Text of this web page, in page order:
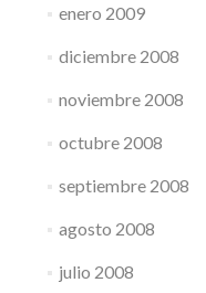
enero 2009
diciembre 2008
noviembre 2008
octubre 2008
septiembre 2008
agosto 2008
julio 2008